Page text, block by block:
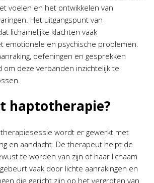
voelen en het ontwikkelen van
Het uitgangspunt van
lichamelijke klachten vaak
emotionele en psychische problemen.
oefeningen en gesprekken
deze verbanden inzichtelijk te
haptotherapie?
wordt er gewerkt met
en aandacht. De therapeut helpt de
te worden van zijn of haar lichaam
vaak door lichte aanrakingen en
die gericht zijn op het vergroten van